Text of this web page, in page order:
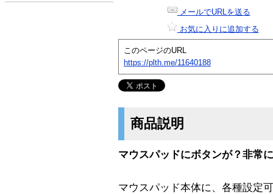
メールでURLを送る
お気に入りに追加する
このページのURL
https://plth.me/11640188
商品説明
マウスパッドにボタンが？非常
マウスパッド本体に、各種設定